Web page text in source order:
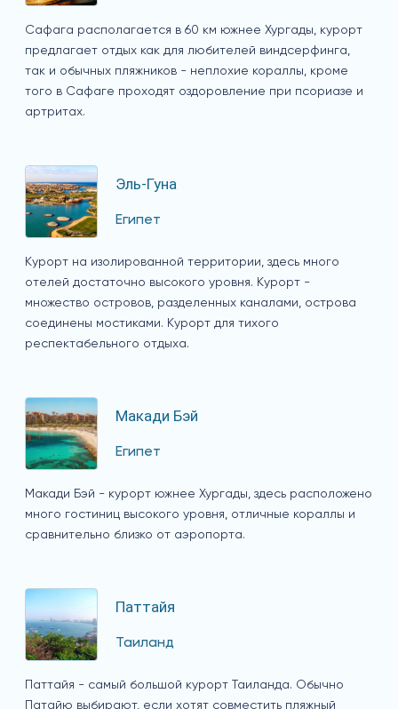
Сафага располагается в 60 км южнее Хургады, курорт
предлагает отдых как для любителей виндсерфинга,
так и обычных пляжников - неплохие кораллы, кроме
того в Сафаге проходят оздоровление при псориазе и
артритах.
Эль-Гуна
Египет
Курорт на изолированной территории, здесь много
отелей достаточно высокого уровня. Курорт -
множество островов, разделенных каналами, острова
соединены мостиками. Курорт для тихого
респектабельного отдыха.
Макади Бэй
Египет
Макади Бэй - курорт южнее Хургады, здесь расположено
много гостиниц высокого уровня, отличные кораллы и
сравнительно близко от аэропорта.
Паттайя
Таиланд
Паттайя - самый большой курорт Таиланда. Обычно
Патайю выбирают, если хотят совместить пляжный